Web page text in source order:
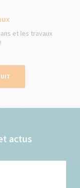
et les travaux
actus